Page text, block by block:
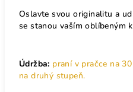
Oslavte svou originalitu a
se stanou vaším oblíbeným
Údržba: praní v pračce na
na druhý stupeň.